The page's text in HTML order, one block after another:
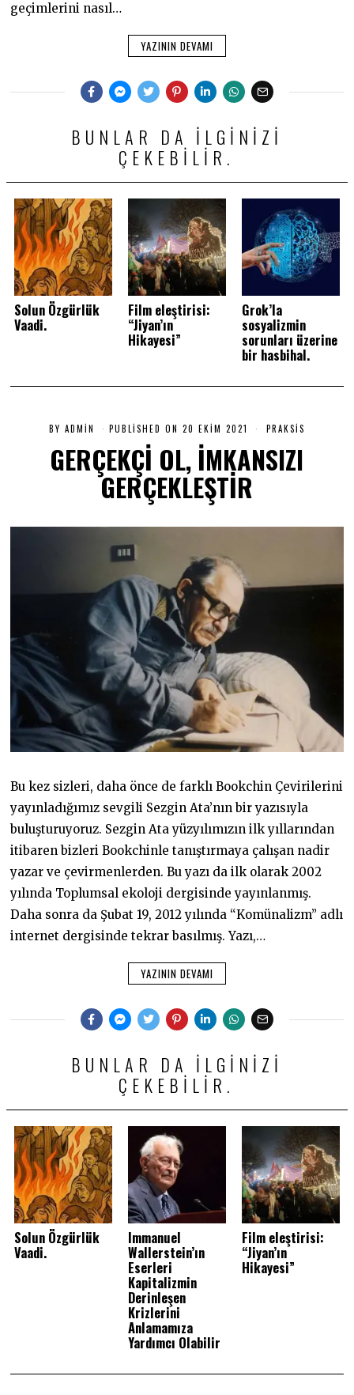
geçimlerini nasıl…
YAZININ DEVAMI
BUNLAR DA ILGINIZI
ÇEKEBILIR.
Solun Özgürlük
Vaadi.
Film eleştirisi:
“Jiyan’ın
Hikayesi”
Grok’la
sosyalizmin
sorunları üzerine
bir hasbihal.
BY ADMIN PUBLISHED ON 20 EKIM 2021
E
K
I
M
2
2
PRAKSIS
GERÇEKÇİ OL, İMKANSIZI
GERÇEKLEŞTİR
Bu kez sizleri, daha önce de farklı Bookchin Çevirilerini
yayınladığımız sevgili Sezgin Ata’nın bir yazısıyla
buluşturuyoruz. Sezgin Ata yüzyılımızın ilk yıllarından
itibaren bizleri Bookchinle tanıştırmaya çalışan nadir
yazar ve çevirmenlerden. Bu yazı da ilk olarak 2002
yılında Toplumsal ekoloji dergisinde yayınlanmış.
Daha sonra da Şubat 19, 2012 yılında “Komünalizm” adlı
internet dergisinde tekrar basılmış. Yazı,…
YAZININ DEVAMI
BUNLAR DA ILGINIZI
ÇEKEBILIR.
Solun Özgürlük
Vaadi.
Immanuel
Wallerstein’ın
Eserleri
Kapitalizmin
Derinleşen
Krizlerini
Anlamamıza
Yardımcı Olabilir
Film eleştirisi:
“Jiyan’ın
Hikayesi”